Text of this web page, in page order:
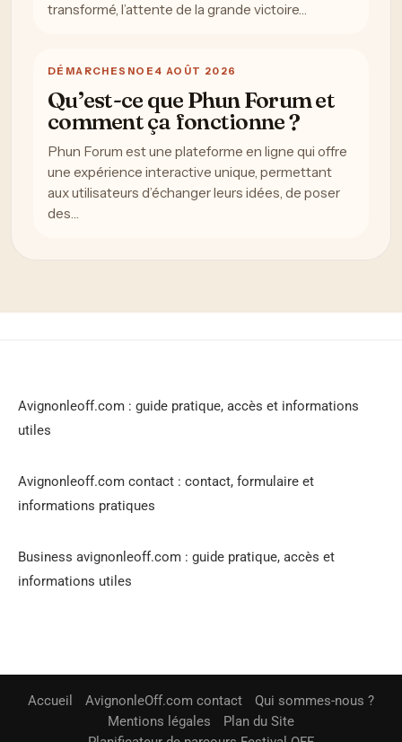
transformé, l’attente de la grande victoire…
DÉMARCHES NOE 4 AOÛT 2026
Qu’est-ce que Phun Forum et
comment ça fonctionne ?
Phun Forum est une plateforme en ligne qui offre
une expérience interactive unique, permettant
aux utilisateurs d’échanger leurs idées, de poser
des…
Avignonleoff.com : guide pratique, accès et informations
utiles
Avignonleoff.com contact : contact, formulaire et
informations pratiques
Business avignonleoff.com : guide pratique, accès et
informations utiles
Accueil AvignonleOff.com contact
Qui sommes-nous ?
Mentions légales
Plan du Site